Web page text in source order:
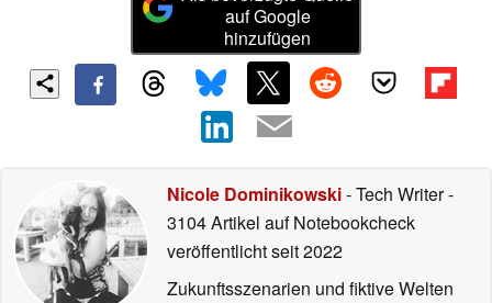
auf Google
hinzufügen
Nicole Dominikowski- Tech Writer-
3104 Artikel auf Notebookcheck
veröffentlichtseit 2022
Zukunftsszenarien und fiktive Welten